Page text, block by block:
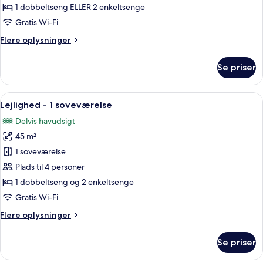
1 dobbeltseng ELLER 2 enkeltsenge
Gratis Wi-Fi
Flere oplysninger
Flere
Se priser
Indlæs
alle
billeder
af
Lejlighed
-
1
soveværelse
Et moderne køkken med
11
Lejlighed - 1 soveværelse
Delvis havudsigt
45 m²
1 soveværelse
Plads til 4 personer
1 dobbeltseng og 2 enkeltsenge
Gratis Wi-Fi
Flere oplysninger
Flere
-
Se priser